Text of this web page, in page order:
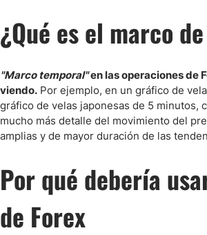
Peru
Latinoamérica
Bolivia
Nicaragua
Estados Unidos
Nasdaq 100
IBEX 35
Acciones
Nvidia (NVDA)
Banco Santander (SAN)
¿Qué es el marco
"Marco temporal"en las operaciones de
viendo. Por ejemplo, en un gráfico de
gráfico de velas japonesas de 5 minutos,
mucho más detalle del movimiento del
amplias y de mayor duración de las
Por qué debería
de Forex